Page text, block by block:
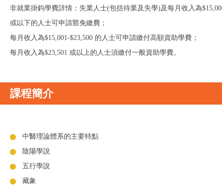
非就業掛鈎學費詳情：失業人士(包括待業及失學)及每月收入為
或以下的人士可申請豁免繳費；
每月收入為$15,001-$23,500 的人士可申請繳付高額資助學費；
每月收入為$23,501 或以上的人士須繳付一般資助學費。
課程簡介
中醫理論體系的主要特點
陰陽學說
五行學說
藏象